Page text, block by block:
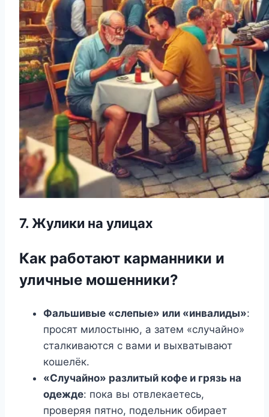
7. Жулики на улицах
Как работают карманники и
уличные мошенники?
Фальшивые «слепые» или «инвалиды»:
просят милостыню, а затем «случайно»
сталкиваются с вами и выхватывают
кошелёк.
«Случайно» разлитый кофе и грязь на
одежде: пока вы отвлекаетесь,
проверяя пятно, подельник обирает